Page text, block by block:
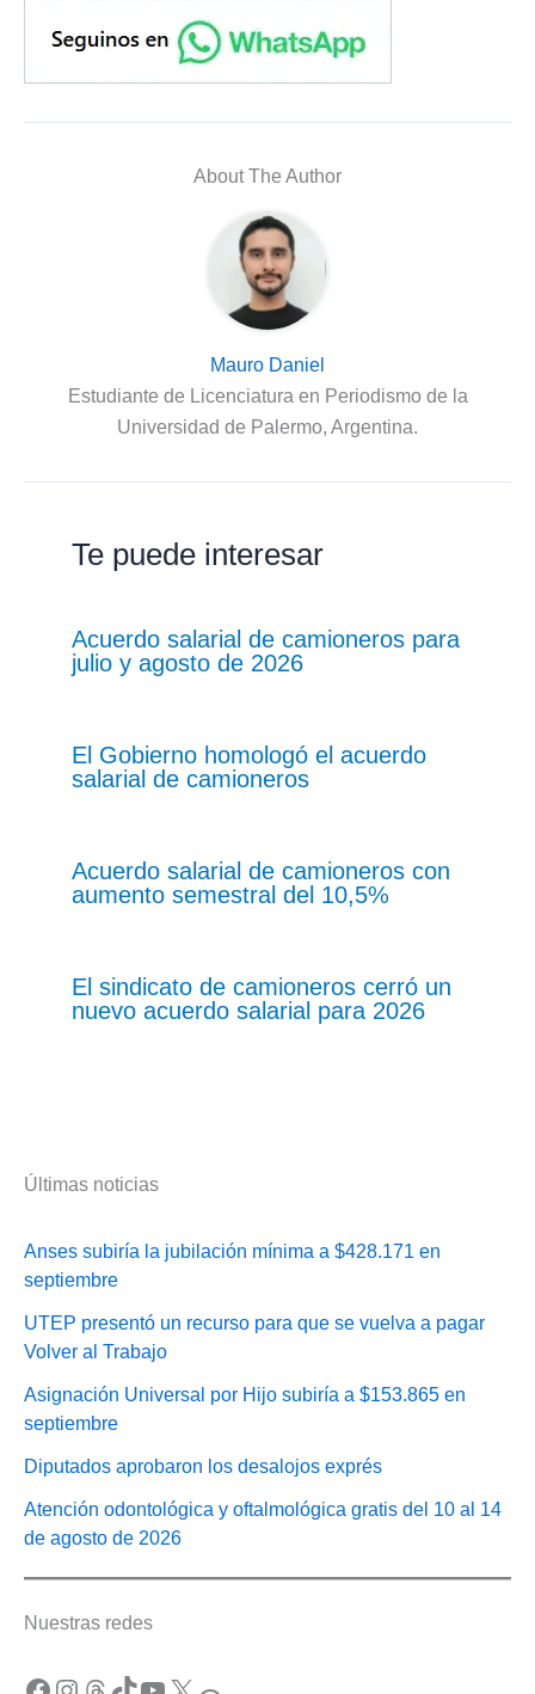
About The Author
Mauro Daniel
Estudiante de Licenciatura en Periodismo de la
Universidad de Palermo, Argentina.
Te puede interesar
Acuerdo salarial de camioneros para
julio y agosto de 2026
El Gobierno homologó el acuerdo
salarial de camioneros
Acuerdo salarial de camioneros con
aumento semestral del 10,5%
El sindicato de camioneros cerró un
nuevo acuerdo salarial para 2026
Últimas noticias
Anses subiría la jubilación mínima a $428.171 en
septiembre
UTEP presentó un recurso para que se vuelva a pagar
Volver al Trabajo
Asignación Universal por Hijo subiría a $153.865 en
septiembre
Diputados aprobaron los desalojos exprés
Atención odontológica y oftalmológica gratis del 10 al 14
de agosto de 2026
Nuestras redes